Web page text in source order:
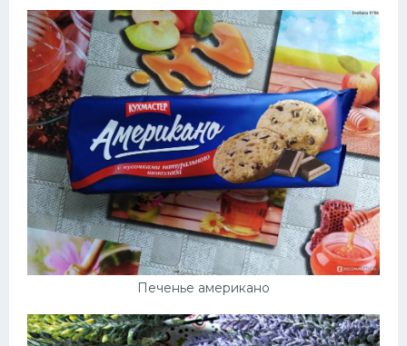
Печенье американо